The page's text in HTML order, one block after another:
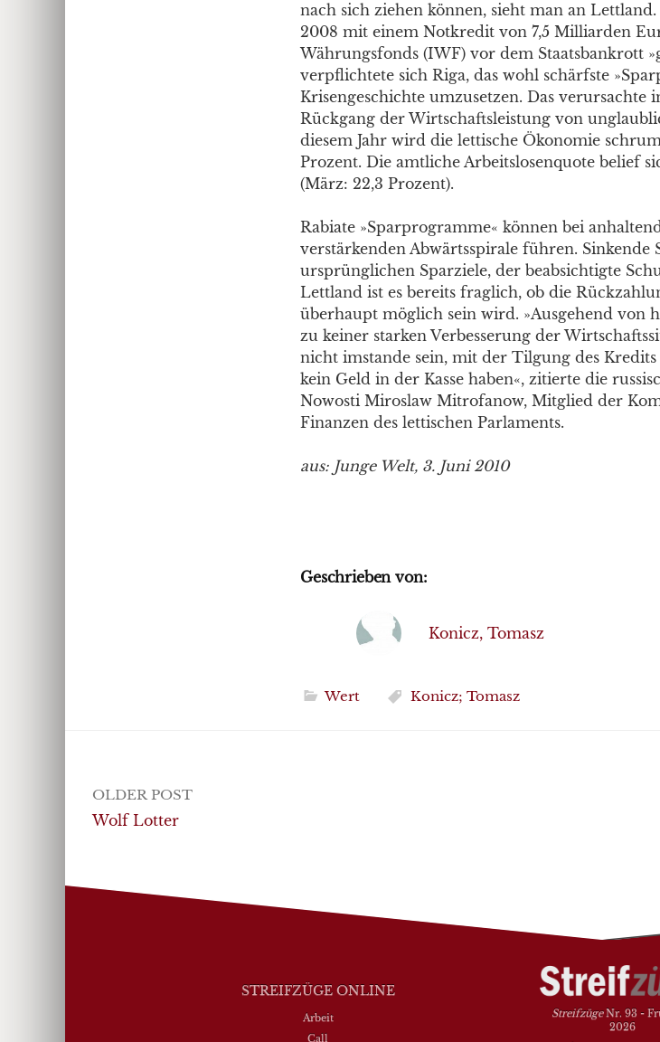
nach sich ziehen können, sieht man an
2008 mit einem Notkredit von 7,5 Milliarden
Währungsfonds (IWF) vor dem Staatsbankrott
verpflichtete sich Riga, das wohl schärfste
Krisengeschichte umzusetzen. Das verursachte
Rückgang der Wirtschaftsleistung von
diesem Jahr wird die lettische Ökonomie
Prozent. Die amtliche Arbeitslosenquote belief
(März: 22,3 Prozent).
Rabiate »Sparprogramme« können bei
verstärkenden Abwärtsspirale führen.
ursprünglichen Sparziele, der beabsichtigte
Lettland ist es bereits fraglich, ob die
überhaupt möglich sein wird. »Ausgehend von
zu keiner starken Verbesserung der
nicht imstande sein, mit der Tilgung des
kein Geld in der Kasse haben«, zitierte die
Nowosti Miroslaw Mitrofanow, Mitglied der
Finanzen des lettischen Parlaments.
aus: Junge Welt, 3. Juni 2010
Geschrieben von:
Konicz, Tomasz
Wert Konicz; Tomasz
Post
navigation
OLDER POST
Wolf Lotter
STREIFZÜGE ONLINE
Arbeit
Call
StreifzügeNr. 93 -
2026